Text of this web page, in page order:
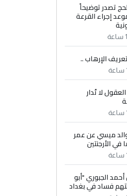
تصدر توضيحاً
إجراء القرعة
الإرهاب ..
لا تُدار
ميسي عن عمر
الجبوري "أبو
فساد في بغداد